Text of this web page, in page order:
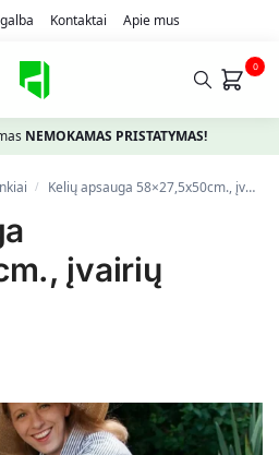
Kontaktai Apie mus
0
NEMOKAMAS PRISTATYMAS!
/ Kelių apsauga 58×27,5x50cm., įvairių spalvų
įvairių